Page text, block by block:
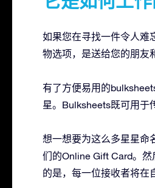
如果您在寻找一件令人难
物选项，是送给您的朋友
有了方便易用的
星。Bulksheets既可用于
想一想要为这么多星星命
们的Online Gift Card。
的是，每一位接收者将在